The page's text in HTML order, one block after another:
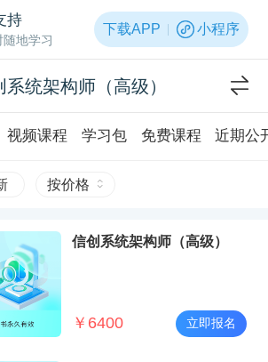
持
地学习
下载APP 小程序
系统架构师（高级）
视频课程 学习包 免费课程 近期公
按价格
信创系统架构师（高级）
￥ 6400 立即报名